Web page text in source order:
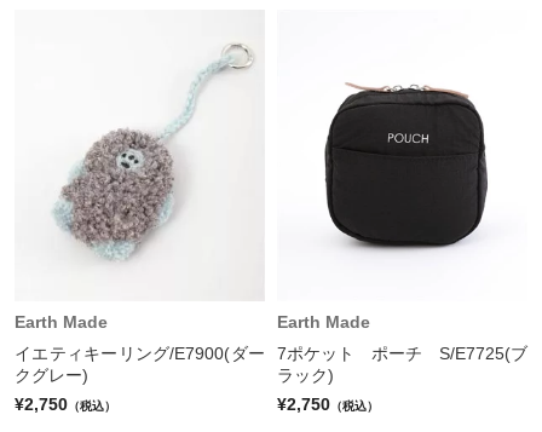
Earth Made
イエティキーリング/E7900(ダー
クグレー)
¥2,750 （税込）
Earth Made
7ポケット ポーチ S/E7725(ブ
ラック)
¥2,750 （税込）